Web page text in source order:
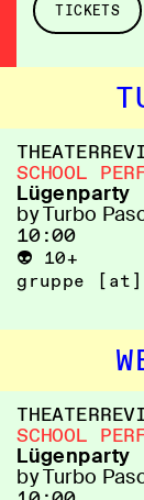
TICKETS
SCHOOL
Lügenparty
by Turbo
10:00
👽 10+
gruppe [​at​]
SCHOOL
Lügenparty
by Turbo